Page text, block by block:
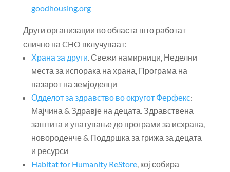
goodhousing.org
Други организации во областа што работат
слично на CHO вклучуваат:
Храна за други. Свежи намирници, Неделни
места за испорака на храна, Програма на
пазарот на земјоделци
Одделот за здравство во округот Ферфекс:
Мајчина & Здравје на децата. Здравствена
заштита и упатување до програми за исхрана,
новороденче & Поддршка за грижа за децата
и ресурси
Habitat for Humanity ReStore, кој собира